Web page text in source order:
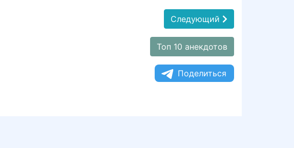
Следующий
Топ 10 анекдотов
Поделиться